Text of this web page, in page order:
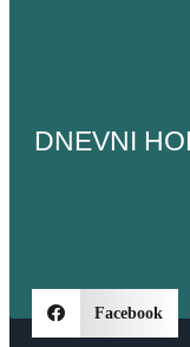
DNEVNI
Facebook